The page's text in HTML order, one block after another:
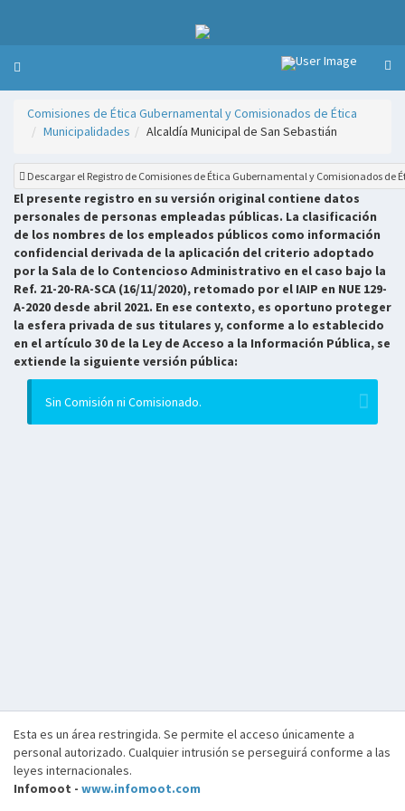
Comisiones de Ética Gubernamental y Comisionados de Ética
Municipalidades
Alcaldía Municipal de San Sebastián
Descargar el Registro de Comisiones de Ética Gubernamental y Comisionados de
El presente registro en su versión original contiene datos
personales de personas empleadas públicas. La clasificación
de los nombres de los empleados públicos como información
confidencial derivada de la aplicación del criterio adoptado
por la Sala de lo Contencioso Administrativo en el caso bajo la
Ref. 21-20-RA-SCA (16/11/2020), retomado por el IAIP en NUE 129-
A-2020 desde abril 2021. En ese contexto, es oportuno proteger
la esfera privada de sus titulares y, conforme a lo establecido
en el artículo 30 de la Ley de Acceso a la Información Pública, se
extiende la siguiente versión pública:
Sin Comisión ni Comisionado.
Esta es un área restringida. Se permite el acceso únicamente a
personal autorizado. Cualquier intrusión se perseguirá conforme a las
leyes internacionales.
Infomoot - www.infomoot.com